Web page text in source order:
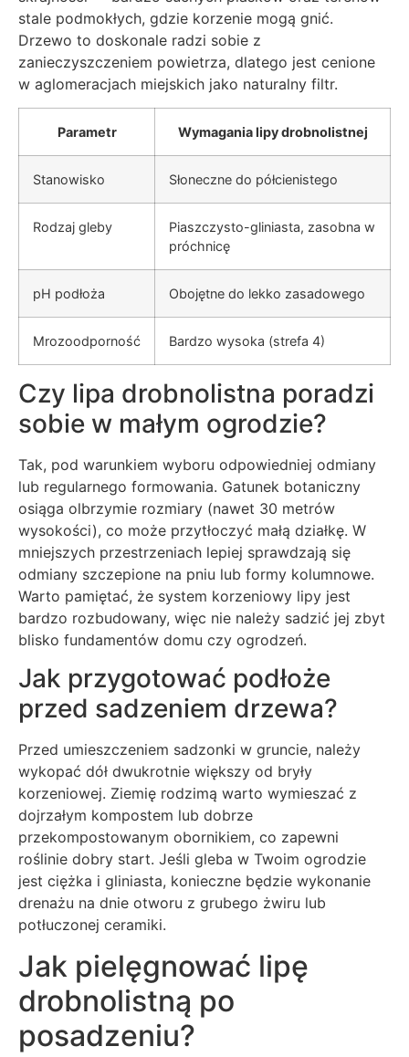
stale podmokłych, gdzie korzenie mogą gnić.
Drzewo to doskonale radzi sobie z
zanieczyszczeniem powietrza, dlatego jest cenione
w aglomeracjach miejskich jako naturalny filtr.
Parametr Wymagania lipy drobnolistnej
Stanowisko Słoneczne do półcienistego
Rodzaj gleby
Piaszczysto-gliniasta, zasobna w
próchnicę
pH podłoża Obojętne do lekko zasadowego
Mrozoodporność Bardzo wysoka (strefa 4)
Czy lipa drobnolistna poradzi
sobie w małym ogrodzie?
Tak, pod warunkiem wyboru odpowiedniej odmiany
lub regularnego formowania. Gatunek botaniczny
osiąga olbrzymie rozmiary (nawet 30 metrów
wysokości), co może przytłoczyć małą działkę. W
mniejszych przestrzeniach lepiej sprawdzają się
odmiany szczepione na pniu lub formy kolumnowe.
Warto pamiętać, że system korzeniowy lipy jest
bardzo rozbudowany, więc nie należy sadzić jej zbyt
blisko fundamentów domu czy ogrodzeń.
Jak przygotować podłoże
przed sadzeniem drzewa?
Przed umieszczeniem sadzonki w gruncie, należy
wykopać dół dwukrotnie większy od bryły
korzeniowej. Ziemię rodzimą warto wymieszać z
dojrzałym kompostem lub dobrze
przekompostowanym obornikiem, co zapewni
roślinie dobry start. Jeśli gleba w Twoim ogrodzie
jest ciężka i gliniasta, konieczne będzie wykonanie
drenażu na dnie otworu z grubego żwiru lub
potłuczonej ceramiki.
Jak pielęgnować lipę
drobnolistną po
posadzeniu?